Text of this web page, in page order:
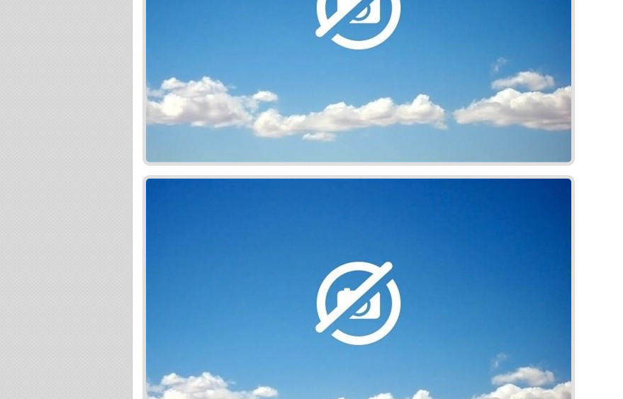
3. podpis Zmluvy o prevode + úhrada 85% z kúpnej ceny nehnuteľnosti Pre kúpu nehnuteľnosti v tomto projekte využite prefinancovanie
najlepším hypotekárnym úverom a získajte komplexné poistenie na mieru. Hypotéka s Hypocentrom je jednoduchá, rýchla a bez starostí.
Najlepší úver na bývanie získate iba porovnaním všetkých hypoték na trhu. Či už plánujete financovať nové bývanie, získať výhodnejší
úver na bývanie namiesto existujúceho alebo nahradiť viacero úverov jednou hypotékou, Hypocentrum je vždy pripravené poskytnúť
vám kvalitný hypotekárny servis, a to ZDARMA. Bezplatné poradenstvo v oblasti hypoték a poistenia získate na hypocentrum.sk.